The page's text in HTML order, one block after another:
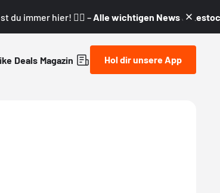
du immer hier! 👇🏼 – Alle wichtigen News &
Deals Magazin Hol dir unsere App